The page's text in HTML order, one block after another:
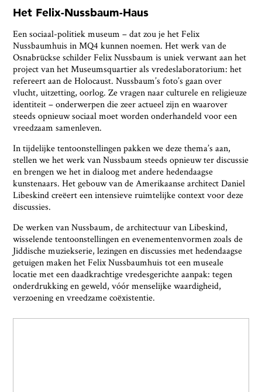
Het Felix-Nussbaum-Haus
Een sociaal-politiek museum – dat zou je het Felix
Nussbaumhuis in MQ4 kunnen noemen. Het werk van de
Osnabrückse schilder Felix Nussbaum is uniek verwant aan het
project van het Museumsquartier als vredeslaboratorium: het
refereert aan de Holocaust. Nussbaum’s foto’s gaan over
vlucht, uitzetting, oorlog. Ze vragen naar culturele en religieuze
identiteit – onderwerpen die zeer actueel zijn en waarover
steeds opnieuw sociaal moet worden onderhandeld voor een
vreedzaam samenleven.
In tijdelijke tentoonstellingen pakken we deze thema’s aan,
stellen we het werk van Nussbaum steeds opnieuw ter discussie
en brengen we het in dialoog met andere hedendaagse
kunstenaars. Het gebouw van de Amerikaanse architect Daniel
Libeskind creëert een intensieve ruimtelijke context voor deze
discussies.
De werken van Nussbaum, de architectuur van Libeskind,
wisselende tentoonstellingen en evenementenvormen zoals de
Jiddische muziekserie, lezingen en discussies met hedendaagse
getuigen maken het Felix Nussbaumhuis tot een museale
locatie met een daadkrachtige vredesgerichte aanpak: tegen
onderdrukking en geweld, vóór menselijke waardigheid,
verzoening en vreedzame coëxistentie.